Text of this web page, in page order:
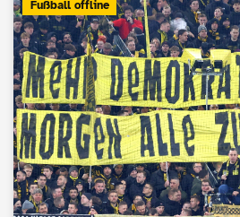
Fußball offline